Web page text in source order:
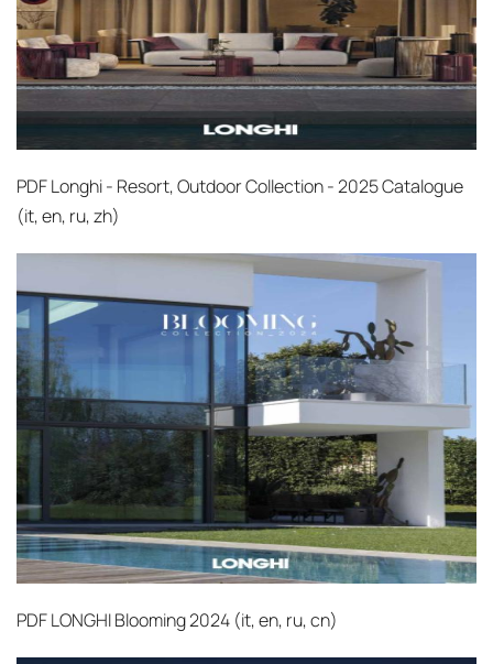
PDFLonghi - Resort, Outdoor Collection - 2025 Catalogue
(it, en, ru, zh)
PDFLONGHI Blooming 2024 (it, en, ru, cn)‎